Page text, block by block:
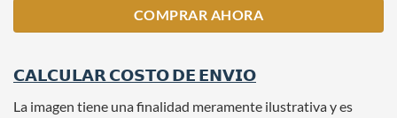
COMPRAR AHORA
𝗖𝗔𝗟𝗖𝗨𝗟𝗔𝗥 𝗖𝗢𝗦𝗧𝗢 𝗗𝗘 𝗘𝗡𝗩𝗜𝗢
La imagen tiene una finalidad meramente ilustrativa y es